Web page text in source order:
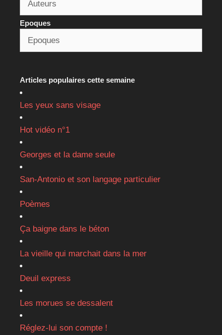
Epoques
Articles populaires cette semaine
Les yeux sans visage
Hot vidéo n°1
Georges et la dame seule
San-Antonio et son langage particulier
Poèmes
Ça baigne dans le béton
La vieille qui marchait dans la mer
Deuil express
Les morues se dessalent
Réglez-lui son compte !